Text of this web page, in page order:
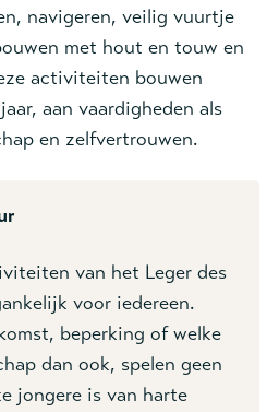
navigeren, veilig vuurtje
met hout en touw en
activiteiten bouwen
aan vaardigheden als
en zelfvertrouwen.
van het Leger des
voor iedereen.
beperking of welke
dan ook, spelen geen
jongere is van harte